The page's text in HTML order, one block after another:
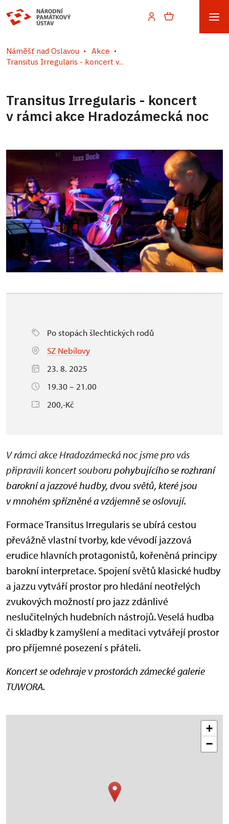
Náměšť nad Oslavou
Akce
Transitus Irregularis - koncert v...
Transitus Irregularis - koncert
v rámci akce Hradozámecká noc
Po stopách šlechtických rodů
SZ Nebílovy
23. 8. 2025
19.30 – 21.00
200,-Kč
V rámci akce Hradozámecká noc jsme pro vás
připravili koncert souboru pohybujícího se rozhraní
barokní a jazzové hudby, dvou světů, které jsou
v mnohém spřízněné a vzájemně se oslovují.
Formace Transitus Irregularis se ubírá cestou
převážně vlastní tvorby, kde vévodí jazzová
erudice hlavních protagonistů, kořeněná principy
barokní interpretace. Spojení světů klasické hudby
a jazzu vytváří prostor pro hledání neotřelých
zvukových možností pro jazz zdánlivé
neslučitelných hudebních nástrojů. Veselá hudba
či skladby k zamyšlení a meditaci vytvářejí prostor
pro příjemné posezení s přáteli.
Koncert se odehraje v prostorách zámecké galerie
TUWORA.
+
−